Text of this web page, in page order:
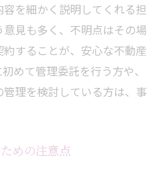
を細かく説明してくれる担
見も多く、不明点はその場
することが、安心な不動産
めて管理委託を行う方や、
理を検討している方は、事
めの注意点